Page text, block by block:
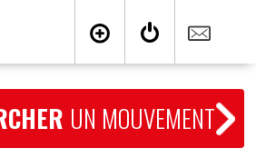
UN MOUVEMENT